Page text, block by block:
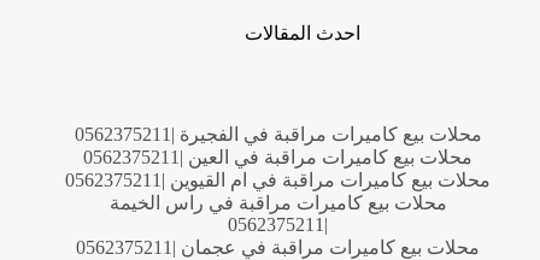
احدث المقالات
محلات بيع كاميرات مراقبة في الفجيرة |0562375211
محلات بيع كاميرات مراقبة في العين |0562375211
محلات بيع كاميرات مراقبة في ام القيوين |0562375211
محلات بيع كاميرات مراقبة في راس الخيمة
|0562375211
محلات بيع كاميرات مراقبة في عجمان |0562375211